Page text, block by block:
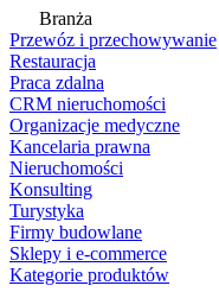
Branża
Przewóz i przechowywanie
Restauracja
Praca zdalna
CRM nieruchomości
Organizacje medyczne
Kancelaria prawna
Nieruchomości
Konsulting
Turystyka
Firmy budowlane
Sklepy i e-commerce
Kategorie produktów